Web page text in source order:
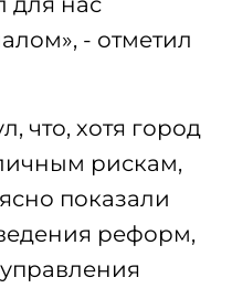
- отметил
что, хотя город
рискам,
показали
реформ,